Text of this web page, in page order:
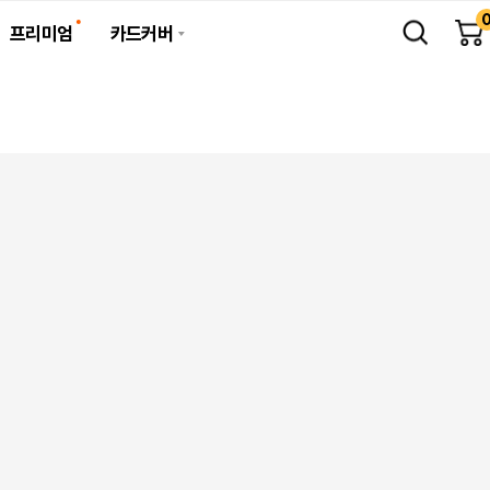
프리미엄 카드커버